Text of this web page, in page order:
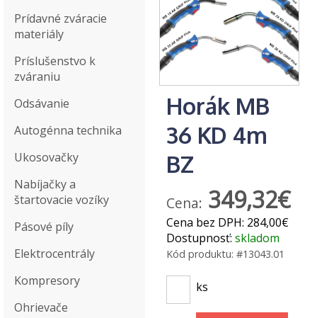
Prídavné zváracie
materiály
Príslušenstvo k
zváraniu
Odsávanie
Autogénna technika
Ukosovačky
Nabíjačky a
štartovacie vozíky
Pásové píly
Elektrocentrály
Kompresory
Ohrievače
Horák MB
36 KD 4m
BZ
Cena: 349,32€
Cena bez DPH: 284,00€
Dostupnosť: skladom
Kód produktu: #13043.01
ks